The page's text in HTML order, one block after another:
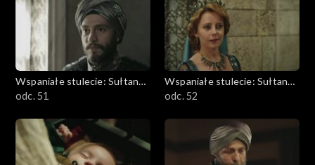
Wspaniałe stulecie: Sułtanka
Kösem
odc. 51
Wspaniałe stulecie: Sułtanka
Kösem
odc. 52